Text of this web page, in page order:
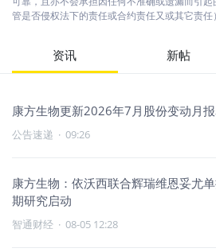
管是否侵权法下的责任或合约责任又或其它责任）
资讯 新帖
康方生物更新2026年7月股份变动月
公告速递 · 09:26
康方生物：依沃西联合辉瑞维恩妥尤
期研究启动
智通财经 · 08-05 12:28